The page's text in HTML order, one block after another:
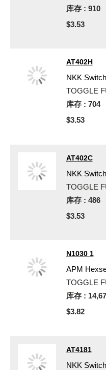
库存 : 910
$3.53
AT402H
NKK
TOGGLE
库存 : 704
$3.53
AT402C
NKK
TOGGLE
库存 : 486
$3.53
N1030 1
APM
TOGGLE
库存 :
$3.82
AT4181
NKK